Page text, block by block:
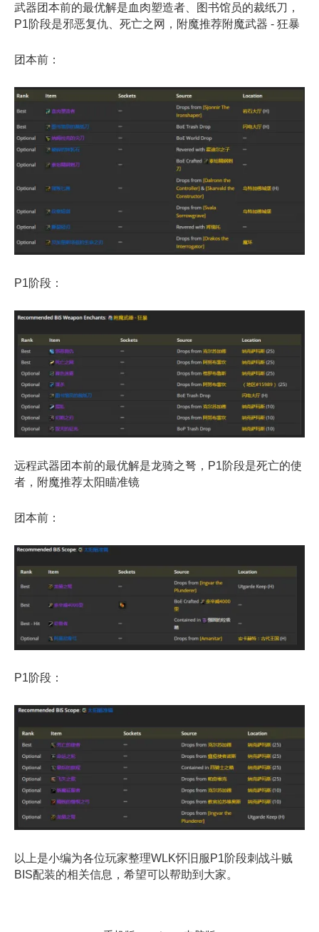
武器团本前的最优解是血肉塑造者、图书馆员的裁纸刀，
P1阶段是邪恶复仇、死亡之网，附魔推荐附魔武器 - 狂暴
团本前：
P1阶段：
远程武器团本前的最优解是龙骑之弩，P1阶段是死亡的使
者，附魔推荐太阳瞄准镜
团本前：
P1阶段：
以上是小编为各位玩家整理WLK怀旧服P1阶段刺战斗贼
BIS配装的相关信息，希望可以帮助到大家。